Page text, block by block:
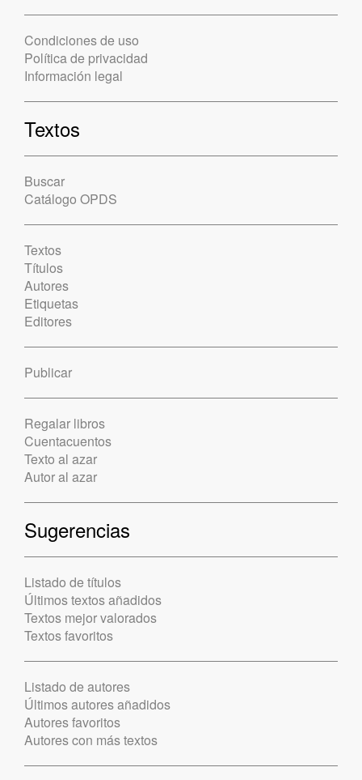
Condiciones de uso
Política de privacidad
Información legal
Textos
Buscar
Catálogo OPDS
Textos
Títulos
Autores
Etiquetas
Editores
Publicar
Regalar libros
Cuentacuentos
Texto al azar
Autor al azar
Sugerencias
Listado de títulos
Últimos textos añadidos
Textos mejor valorados
Textos favoritos
Listado de autores
Últimos autores añadidos
Autores favoritos
Autores con más textos